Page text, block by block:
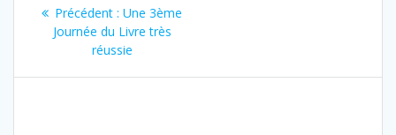
l’article
Précédent : Article
précédent
:
Une 3ème
Journée du Livre très
réussie